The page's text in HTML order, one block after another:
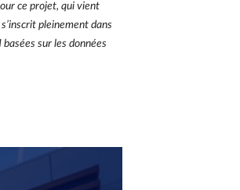
ce projet, qui vient
pleinement dans
sur les données